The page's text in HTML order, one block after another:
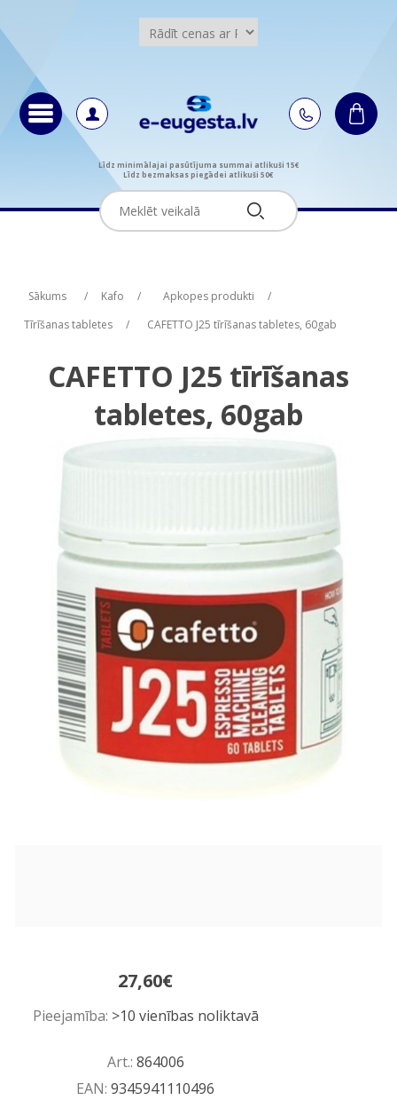
Līdz minimālajai pasūtījuma summai atlikuši 15€
Līdz bezmaksas piegādei atlikuši 50€
Sākums / Kafo / Apkopes produkti
/
Tīrīšanas tabletes
/ CAFETTO J25 tīrīšanas tabletes, 60gab
CAFETTO J25 tīrīšanas
tabletes, 60gab
27,60€
Pieejamība: >10 vienības noliktavā
Art.: 864006
EAN: 9345941110496